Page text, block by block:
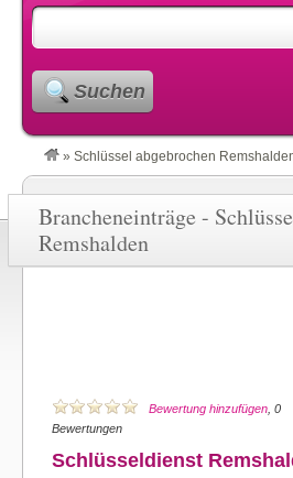
Suchen
» Schlüssel abgebrochen
Brancheneinträge -
Remshalden
Bewertung hinzufügen , 0
Bewertungen
Schlüsseldienst